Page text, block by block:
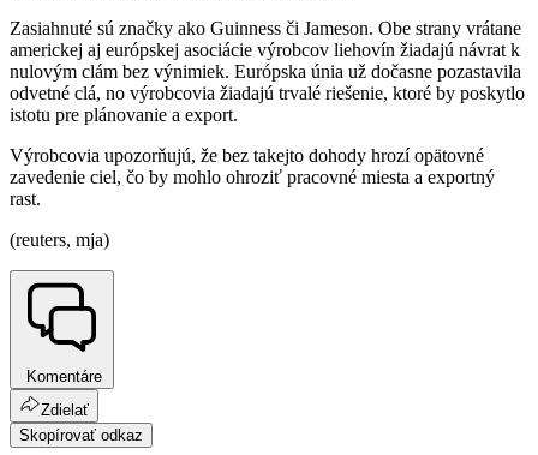
Zasiahnuté sú značky ako Guinness či Jameson. Obe strany vrátane
americkej aj európskej asociácie výrobcov liehovín žiadajú návrat k
nulovým clám bez výnimiek. Európska únia už dočasne pozastavila
odvetné clá, no výrobcovia žiadajú trvalé riešenie, ktoré by poskytlo
istotu pre plánovanie a export.
Výrobcovia upozorňujú, že bez takejto dohody hrozí opätovné
zavedenie ciel, čo by mohlo ohroziť pracovné miesta a exportný
rast.
(reuters, mja)
Komentáre
Zdielať
Skopírovať odkaz